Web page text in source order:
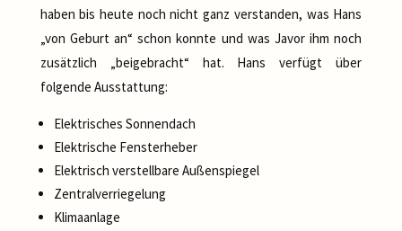
haben bis heute noch nicht ganz verstanden, was Hans
„von Geburt an“ schon konnte und was Javor ihm noch
zusätzlich „beigebracht“ hat. Hans verfügt über
folgende Ausstattung:
Elektrisches Sonnendach
Elektrische Fensterheber
Elektrisch verstellbare Außenspiegel
Zentralverriegelung
Klimaanlage